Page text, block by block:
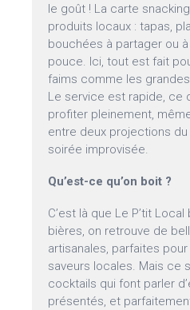
le goût ! La carte
produits locaux : tapas,
bouchées à partager ou
pouce. Ici, tout est fait
faims comme les
Le service est rapide, ce
profiter pleinement,
entre deux projections du
soirée improvisée.
Qu’est-ce qu’on boit ?
C’est là que Le P’tit
bières, on retrouve de
artisanales, parfaites
saveurs locales. Mais ce
cocktails qui font parler
présentés, et